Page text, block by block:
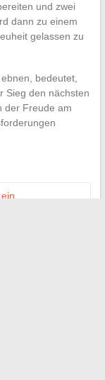
und zwei
dann zu einem
gelassen zu
bedeutet,
Sieg den nächsten
der Freude am